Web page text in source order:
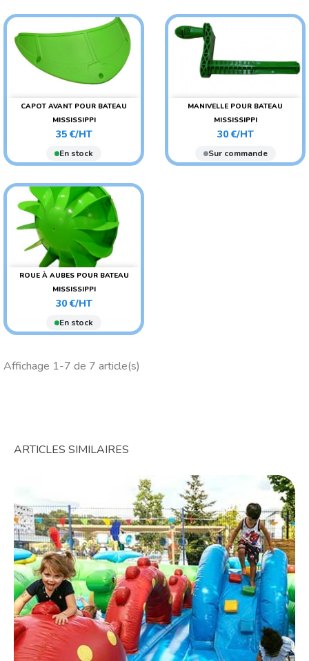
CAPOT AVANT POUR BATEAU
MISSISSIPPI
Prix
35 €/HT
En stock
MANIVELLE POUR BATEAU
MISSISSIPPI
Prix
30 €/HT
Sur commande
ROUE À AUBES POUR BATEAU
MISSISSIPPI
Prix
30 €/HT
En stock
Affichage 1-7 de 7 article(s)
ARTICLES SIMILAIRES